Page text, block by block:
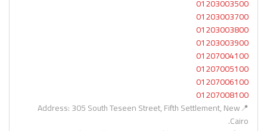
01203003500
01203003700
01203003800
01203003900
01207004100
01207005100
01207006100
01207008100
📍Address: 305 South Teseen Street, Fifth Settlement, New
Cairo.